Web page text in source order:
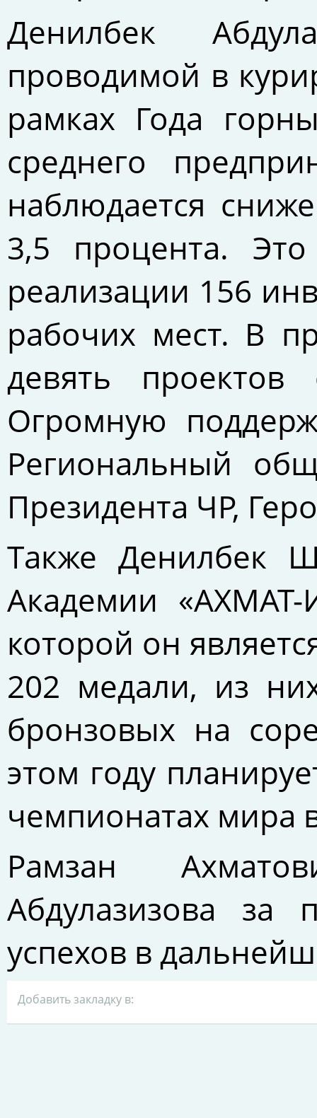
Денилбек
проводимой в
рамках Года
среднего
наблюдается
3,5 процента.
реализации 156
рабочих мест. В
девять
Огромную
Региональный
Президента ЧР,
Также Денилбек
Академии «АХМАТ-
которой он
202 медали, из
бронзовых на
этом году
чемпионатах мира
Рамзан
Абдулазизова за
успехов в
Добавить закладку в: